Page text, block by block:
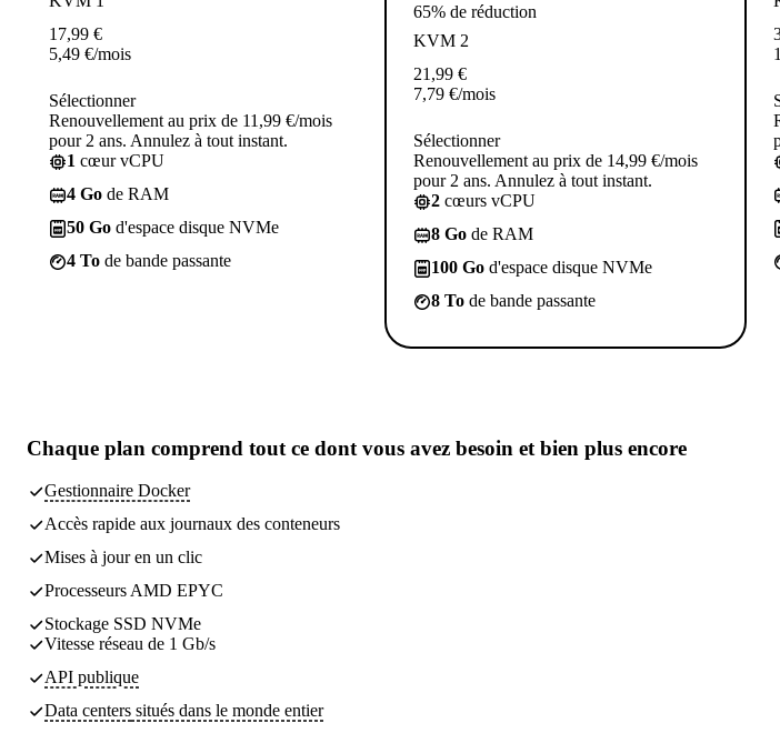
17,99 €
5,49 €/mois
Sélectionner
Renouvellement au prix de 11,99 €/mois
pour 2 ans. Annulez à tout instant.
1 cœur vCPU
4 Go de RAM
50 Go d'espace disque NVMe
4 To de bande passante
65% de réduction
KVM 2
21,99 €
7,79 €/mois
Sélectionner
Renouvellement au prix de 14,99 €/mois
pour 2 ans. Annulez à tout instant.
2 cœurs vCPU
8 Go de RAM
100 Go d'espace disque NVMe
8 To de bande passante
Chaque plan comprend tout ce dont vous avez besoin et bien plus encore
Gestionnaire Docker
Accès rapide aux journaux des conteneurs
Mises à jour en un clic
Processeurs AMD EPYC
Stockage SSD NVMe
Vitesse réseau de 1 Gb/s
API publique
Data centers situés dans le monde entier